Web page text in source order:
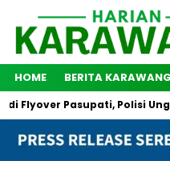
HOME BERITA KARAWANG
Pasupati, Polisi Ungkap